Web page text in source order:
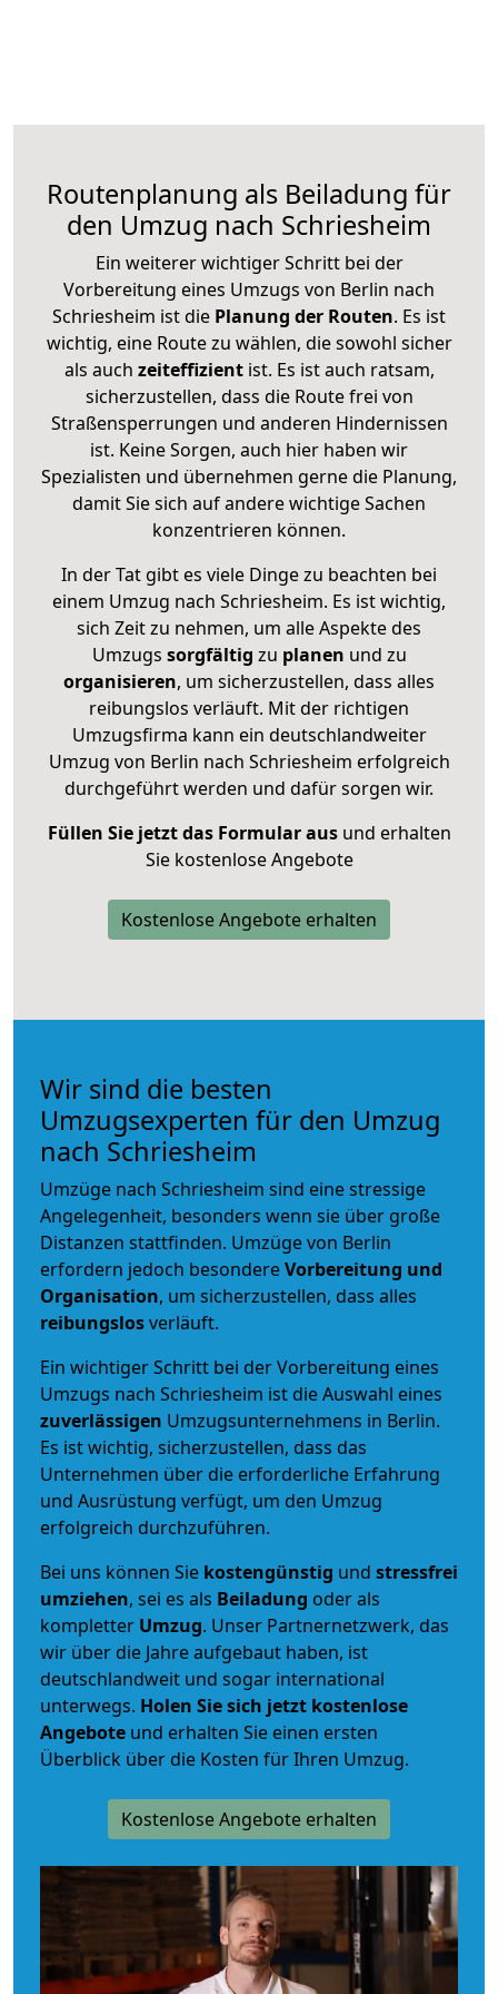
Routenplanung als Beiladung für
den Umzug nach Schriesheim
Ein weiterer wichtiger Schritt bei der
Vorbereitung eines Umzugs von Berlin nach
Schriesheim ist die Planung der Routen. Es ist
wichtig, eine Route zu wählen, die sowohl sicher
als auch zeiteffizientist. Es ist auch ratsam,
sicherzustellen, dass die Route frei von
Straßensperrungen und anderen Hindernissen
ist. Keine Sorgen, auch hier haben wir
Spezialisten und übernehmen gerne die Planung,
damit Sie sich auf andere wichtige Sachen
konzentrieren können.
In der Tat gibt es viele Dinge zu beachten bei
einem Umzug nach Schriesheim. Es ist wichtig,
sich Zeit zu nehmen, um alle Aspekte des
Umzugs sorgfältig zu planen und zu
organisieren, um sicherzustellen, dass alles
reibungslos verläuft. Mit der richtigen
Umzugsfirma kann ein deutschlandweiter
Umzug von Berlin nach Schriesheim erfolgreich
durchgeführt werden und dafür sorgen wir.
Füllen Sie jetzt das Formular ausund erhalten
Sie kostenlose Angebote
Kostenlose Angebote erhalten
Wir sind die besten
Umzugsexperten für den Umzug
nach Schriesheim
Umzüge nach Schriesheim sind eine stressige
Angelegenheit, besonders wenn sie über große
Distanzen stattfinden. Umzüge von Berlin
erfordern jedoch besondereVorbereitung und
Organisation, um sicherzustellen, dass alles
reibungslosverläuft.
Ein wichtiger Schritt bei der Vorbereitung eines
Umzugs nach Schriesheim ist die Auswahl eines
zuverlässigen Umzugsunternehmens in Berlin.
Es ist wichtig, sicherzustellen, dass das
Unternehmen über die erforderliche Erfahrung
und Ausrüstung verfügt, um den Umzug
erfolgreich durchzuführen.
Bei uns können Sie kostengünstig und stressfrei
umziehen, sei es als Beiladung oder als
kompletter Umzug. Unser Partnernetzwerk, das
wir über die Jahre aufgebaut haben, ist
deutschlandweit und sogar international
unterwegs. Holen Sie sich jetzt kostenlose
Angebote und erhalten Sie einen ersten
Überblick über die Kosten für Ihren Umzug.
Kostenlose Angebote erhalten